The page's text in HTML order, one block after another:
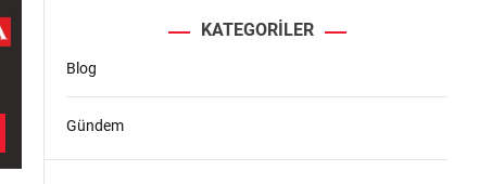
KATEGORILER
Blog
Gündem